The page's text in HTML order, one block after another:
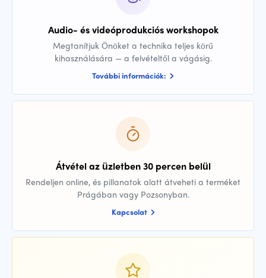
Audio- és videóprodukciós workshopok
Megtanítjuk Önöket a technika teljes körű
kihasználására — a felvételtől a vágásig.
További információk:
Átvétel az üzletben 30 percen belül
Rendeljen online, és pillanatok alatt átveheti a terméket
Prágában vagy Pozsonyban.
Kapcsolat